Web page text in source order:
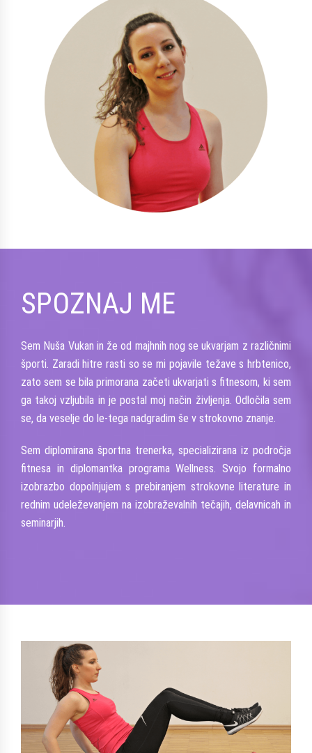
SPOZNAJ ME
Sem Nuša Vukan in že od majhnih nog se ukvarjam z različnimi
športi. Zaradi hitre rasti so se mi pojavile težave s hrbtenico,
zato sem se bila primorana začeti ukvarjati s fitnesom, ki sem
ga takoj vzljubila in je postal moj način življenja. Odločila sem
se, da veselje do le-tega nadgradim še v strokovno znanje.
Sem diplomirana športna trenerka, specializirana iz področja
fitnesa in diplomantka programa Wellness. Svojo formalno
izobrazbo dopolnjujem s prebiranjem strokovne literature in
rednim udeleževanjem na izobraževalnih tečajih, delavnicah in
seminarjih.